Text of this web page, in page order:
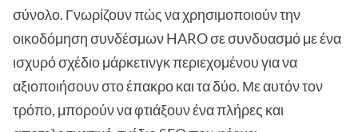
σύνολο. Γνωρίζουν πώς να χρησιμοποιούν την
οικοδόμηση συνδέσμων HARO σε συνδυασμό με ένα
ισχυρό σχέδιο μάρκετινγκ περιεχομένου για να
αξιοποιήσουν στο έπακρο και τα δύο. Με αυτόν τον
τρόπο, μπορούν να φτιάξουν ένα πλήρες και